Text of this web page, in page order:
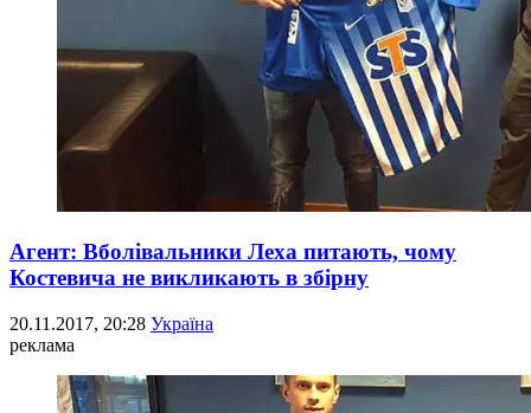
Агент: Вболівальники Леха питають, чому
Костевича не викликають в збірну
20.11.2017, 20:28 Україна
реклама